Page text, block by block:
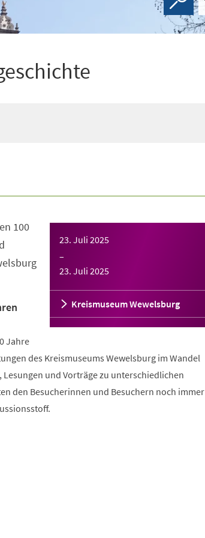
23. Juli 2025
–
23. Juli 2025
Kreismuseum Wewelsburg
100
Jahre
des Kreismuseums Wewelsburg im Wandel
und Vorträge zu unterschiedlichen
den Besucherinnen und Besuchern noch immer